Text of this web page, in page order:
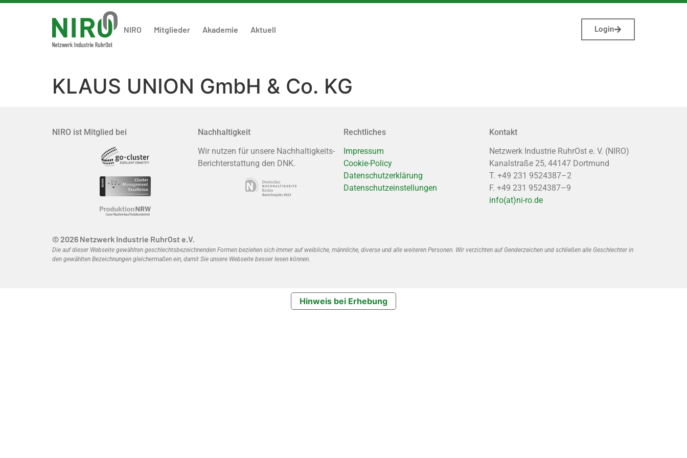
NIRO Mitglieder Akademie Aktuell Login
KLAUS UNION GmbH & Co. KG
NIRO ist Mitglied bei
Nachhaltigkeit
Wir nutzen für unsere Nachhaltigkeits-
Berichterstattung den DNK.
Rechtliches
Impressum
Cookie-Policy
Datenschutzerklärung
Datenschutzeinstellungen
Kontakt
Netzwerk Industrie RuhrOst e. V. (NIRO)
Kanalstraße 25, 44147 Dortmund
T. +49 231 9524387–2
F. +49 231 9524387–9
info(at)ni-ro.de
© 2026 Netzwerk Industrie RuhrOst e.V.
Die auf dieser Webseite gewählten geschlechtsbezeichnenden Formen beziehen sich immer auf weibliche, männliche, diverse und alle weiteren Personen. Wir verzichten auf Genderzeichen und schließen alle Geschlechter in
den gewählten Bezeichnungen gleichermaßen ein, damit Sie unsere Webseite besser lesen können.
Hinweis bei Erhebung